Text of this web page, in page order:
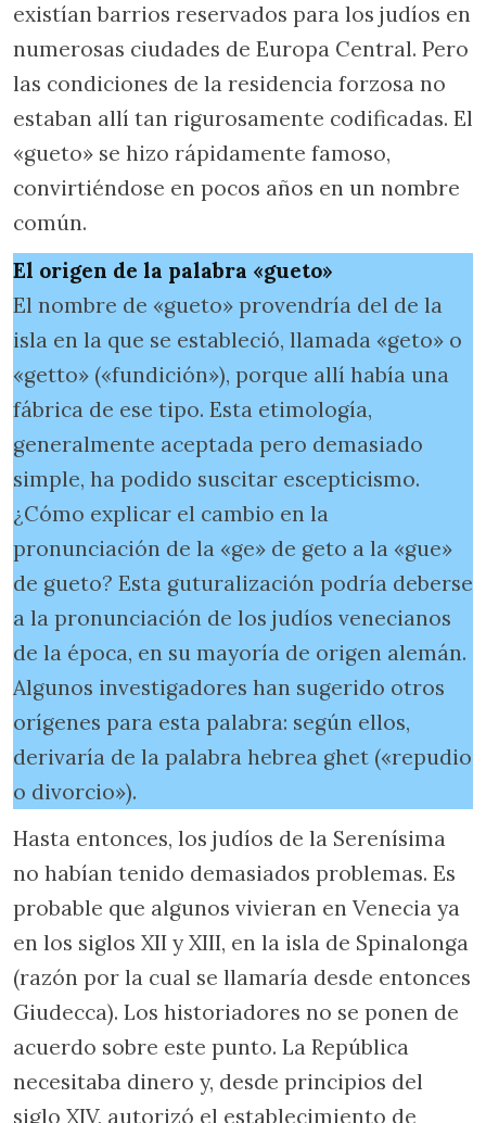
existían barrios reservados para los judíos en
numerosas ciudades de Europa Central. Pero
las condiciones de la residencia forzosa no
estaban allí tan rigurosamente codificadas. El
«gueto» se hizo rápidamente famoso,
convirtiéndose en pocos años en un nombre
común.
El origen de la palabra «gueto»
El nombre de «gueto» provendría del de la
isla en la que se estableció, llamada «geto» o
«getto» («fundición»), porque allí había una
fábrica de ese tipo. Esta etimología,
generalmente aceptada pero demasiado
simple, ha podido suscitar escepticismo.
¿Cómo explicar el cambio en la
pronunciación de la «ge» de geto a la «gue»
de gueto? Esta guturalización podría deberse
a la pronunciación de los judíos venecianos
de la época, en su mayoría de origen alemán.
Algunos investigadores han sugerido otros
orígenes para esta palabra: según ellos,
derivaría de la palabra hebrea ghet («repudio
o divorcio»).
Hasta entonces, los judíos de la Serenísima
no habían tenido demasiados problemas. Es
probable que algunos vivieran en Venecia ya
en los siglos XII y XIII, en la isla de Spinalonga
(razón por la cual se llamaría desde entonces
Giudecca). Los historiadores no se ponen de
acuerdo sobre este punto. La República
necesitaba dinero y, desde principios del
siglo XIV, autorizó el establecimiento de